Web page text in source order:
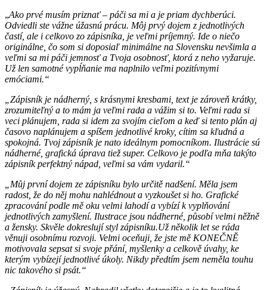
„Ako prvé musím priznať – páči sa mi a je priam dychberúci.
Odviedli ste vážne úžasnú prácu. Môj prvý dojem z jednotlivých
častí, ale i celkovo zo zápisníka, je veľmi príjemný. Ide o niečo
originálne, čo som si doposiaľ minimálne na Slovensku nevšimla a
veľmi sa mi páči jemnosť a Tvoja osobnosť, ktorá z neho vyžaruje.
Už len samotné vypĺňanie ma naplnilo veľmi pozitívnymi
emóciami.“
„Zápisník je nádherný, s krásnymi kresbami, text je zároveň krátky,
zrozumiteľný a to mám ja veľmi rada a vážim si to. Veľmi rada si
veci plánujem, rada si idem za svojím cieľom a keď si tento plán aj
časovo naplánujem a spíšem jednotlivé kroky, cítim sa kľudná a
spokojná. Tvoj zápisník je nato ideálnym pomocníkom. Ilustrácie sú
nádherné, grafická úprava tiež super. Celkovo je podľa mňa takýto
zápisník perfektný nápad, veľmi sa vám vydaril.“
„Můj první dojem ze zápisníku bylo určitě nadšení. Měla jsem
radost, že do něj mohu nahlédnout a vyzkoušet si ho. Grafické
zpracování podle mě oku velmi lahodí a vybízí k vyplňování
jednotlivých zamyšlení. Ilustrace jsou nádherné, působí velmi něžně
a žensky. Skvěle dokreslují styl zápisníku.Už několik let se ráda
věnuji osobnímu rozvoji. Velmi oceňuji, že jste mě KONEČNĚ
motivovala sepsat si svoje přání, myšlenky a celkově úvahy, ke
kterým vybízejí jednotlivé úkoly. Nikdy předtím jsem neměla touhu
nic takového si psát.“